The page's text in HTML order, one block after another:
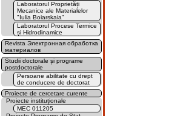
Laboratorul Proprietăți
Mecanice ale Materialelor
"Iulia Boiarskaia"
Laboratorul Procese Termice
și Hidrodinamice
Revista Электронная обработка
материалов
Studii doctorale și programe
postdoctorale
Persoane abilitate cu drept
de conducere de doctorat
Proiecte de cercetare curente
Proiecte instituționale
MEC 011205